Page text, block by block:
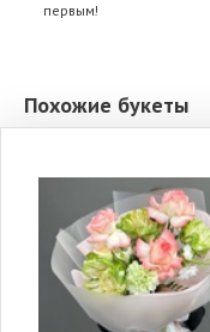
первым!
Похожие букеты